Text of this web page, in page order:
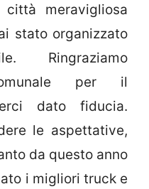
meravigliosa
stato organizzato
Ringraziamo
per il
dato fiducia.
le aspettative,
da questo anno
i migliori truck e